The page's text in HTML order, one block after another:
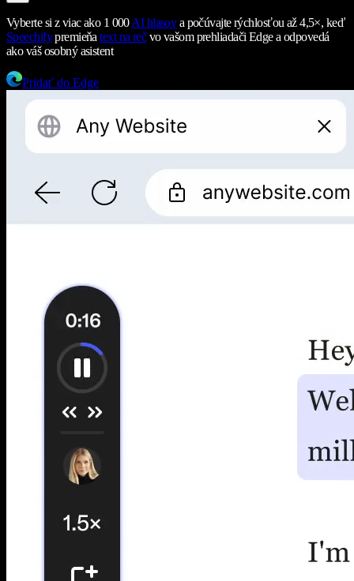
Vyberte si z viac ako 1 000AI hlasova počúvajte rýchlosťou až 4,5×, keď
Speechifypremieňatext na rečvo vašom prehliadači Edge a odpovedá
ako váš osobný asistent
Pridať do Edge